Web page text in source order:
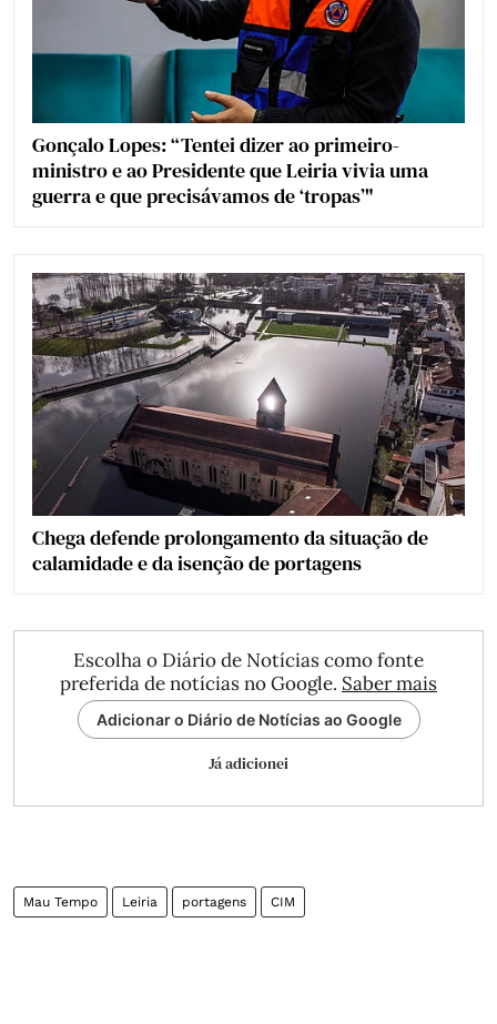
Gonçalo Lopes: “Tentei dizer ao primeiro-
ministro e ao Presidente que Leiria vivia uma
guerra e que precisávamos de ‘tropas’"
Chega defende prolongamento da situação de
calamidade e da isenção de portagens
Escolha o Diário de Notícias como fonte
preferida de notícias no Google. Saber mais
Adicionar o Diário de Notícias ao Google
Já adicionei
Mau Tempo Leiria portagens CIM